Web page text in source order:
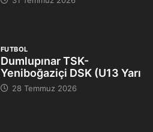
FUTBOL
Dumlupınar TSK-
Yeniboğaziçi DSK (U13 Yarı
28 Temmuz 2026